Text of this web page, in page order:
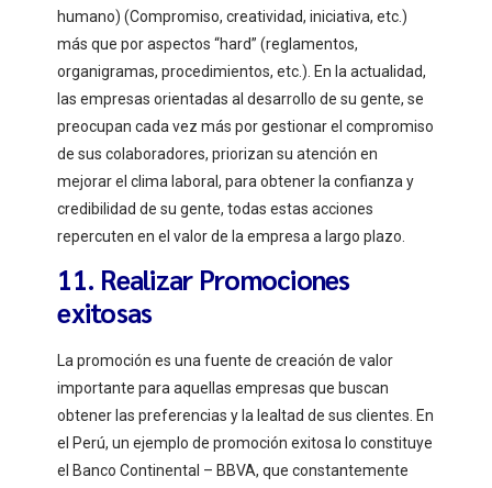
humano) (Compromiso, creatividad, iniciativa, etc.)
más que por aspectos “hard” (reglamentos,
organigramas, procedimientos, etc.). En la actualidad,
las empresas orientadas al desarrollo de su gente, se
preocupan cada vez más por gestionar el compromiso
de sus colaboradores, priorizan su atención en
mejorar el clima laboral, para obtener la confianza y
credibilidad de su gente, todas estas acciones
repercuten en el valor de la empresa a largo plazo.
11. Realizar Promociones
exitosas
La promoción es una fuente de creación de valor
importante para aquellas empresas que buscan
obtener las preferencias y la lealtad de sus clientes. En
el Perú, un ejemplo de promoción exitosa lo constituye
el Banco Continental – BBVA, que constantemente